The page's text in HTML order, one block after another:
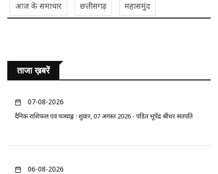
आज के समाचार छत्तीसगढ़ महासमुंद
ताजा ख़बरें
07-08-2026
दैनिक राशिफल एवं पञ्चाङ्ग : शुक्रवार, 07 अगस्त 2026 - पंडित भूपेंद्र श्रीधर सतपति
06-08-2026